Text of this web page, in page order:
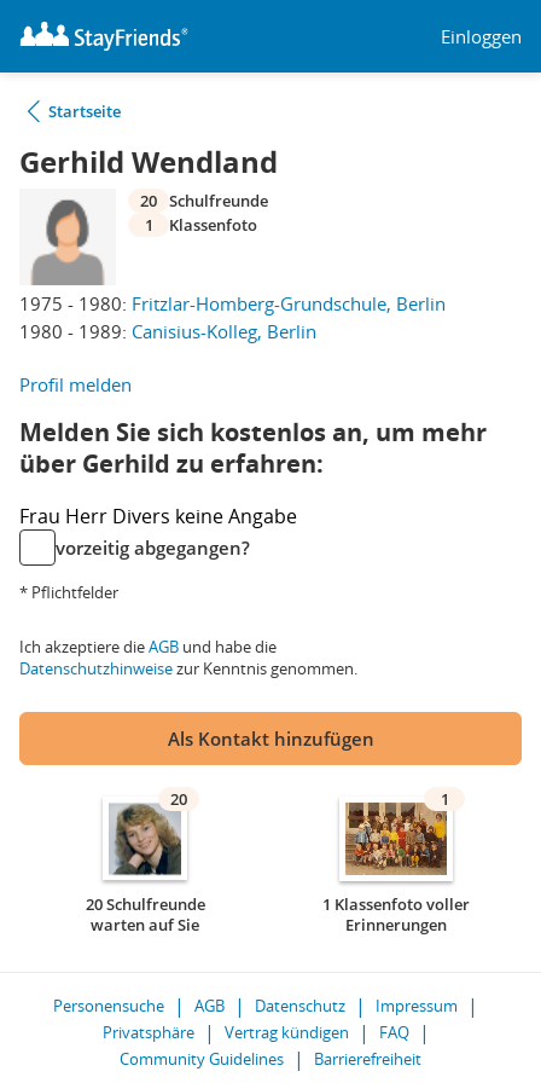
Einloggen
Startseite
Gerhild Wendland
1975 - 1980: Fritzlar-Homberg-Grundschule, Berlin
1980 - 1989: Canisius-Kolleg, Berlin
20 Schulfreunde
1
Klassenfoto
Profil melden
Melden Sie sich kostenlos an, um mehr
über Gerhild zu erfahren:
Frau Herr Divers keine Angabe
vorzeitig abgegangen?
* Pflichtfelder
Ich akzeptiere dieAGB und habe die
Datenschutzhinweisezur Kenntnis genommen.
Als Kontakt hinzufügen
20
20 Schulfreunde
warten auf Sie
1
1 Klassenfoto voller
Erinnerungen
Personensuche AGB Datenschutz
Impressum
Privatsphäre
Vertrag kündigen
FAQ
Community Guidelines
Barrierefreiheit